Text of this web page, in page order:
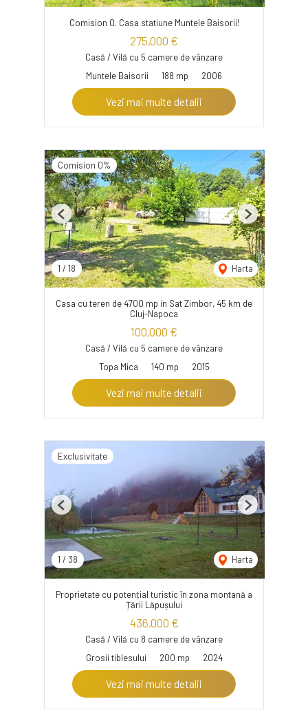
Comision 0. Casa statiune Muntele Baisorii!
275,000 €
Casă / Vilă cu 5 camere de vânzare
Muntele Baisorii
188 mp 2006
Vezi mai multe detalii
Comision 0%
1 / 18 Harta
Previous Next
Casa cu teren de 4700 mp in Sat Zimbor, 45 km de
Cluj-Napoca
100,000 €
Casă / Vilă cu 5 camere de vânzare
Topa Mica
140 mp 2015
Vezi mai multe detalii
Exclusivitate
1 / 38 Harta
Previous Next
Proprietate cu potențial turistic în zona montană a
Țării Lăpușului
436,000 €
Casă / Vilă cu 8 camere de vânzare
Grosii tiblesului
200 mp 2024
Vezi mai multe detalii